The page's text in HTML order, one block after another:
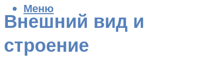
Меню
Внешний вид и
строение